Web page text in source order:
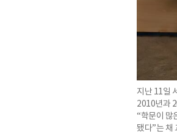
지난 11일
2010년과
“학문이 많
됐다”는 채